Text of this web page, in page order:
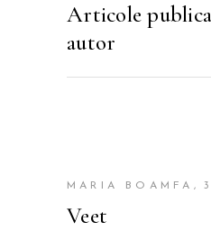
Articole
autor
MARIA BOAMFA
Veet